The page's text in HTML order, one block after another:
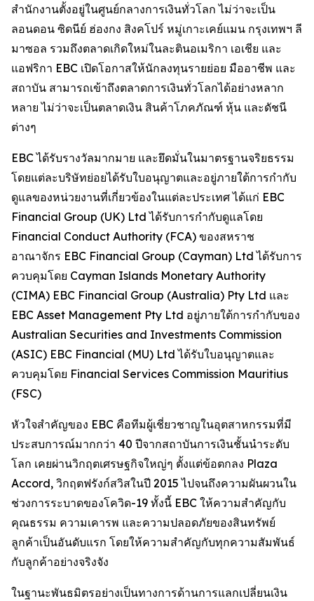
สำนักงานตั้งอยู่ในศูนย์กลางการเงินทั่วโลก ไม่ว่าจะเป็น
ลอนดอน ซิดนีย์ ฮ่องกง สิงคโปร์ หมู่เกาะเคย์แมน กรุงเทพฯ ลี
มาซอล รวมถึงตลาดเกิดใหม่ในละตินอเมริกา เอเชีย และ
แอฟริกา EBC เปิดโอกาสให้นักลงทุนรายย่อย มืออาชีพ และ
สถาบัน สามารถเข้าถึงตลาดการเงินทั่วโลกได้อย่างหลาก
หลาย ไม่ว่าจะเป็นตลาดเงิน สินค้าโภคภัณฑ์ หุ้น และดัชนี
ต่างๆ
EBC ได้รับรางวัลมากมาย และยึดมั่นในมาตรฐานจริยธรรม
โดยแต่ละบริษัทย่อยได้รับใบอนุญาตและอยู่ภายใต้การกำกับ
ดูแลของหน่วยงานที่เกี่ยวข้องในแต่ละประเทศ ได้แก่ EBC
Financial Group (UK) Ltd ได้รับการกำกับดูแลโดย
Financial Conduct Authority (FCA) ของสหราช
อาณาจักร EBC Financial Group (Cayman) Ltd ได้รับการ
ควบคุมโดย Cayman Islands Monetary Authority
(CIMA) EBC Financial Group (Australia) Pty Ltd และ
EBC Asset Management Pty Ltd อยู่ภายใต้การกำกับของ
Australian Securities and Investments Commission
(ASIC) EBC Financial (MU) Ltd ได้รับใบอนุญาตและ
ควบคุมโดย Financial Services Commission Mauritius
(FSC)
หัวใจสำคัญของ EBC คือทีมผู้เชี่ยวชาญในอุตสาหกรรมที่มี
ประสบการณ์มากกว่า 40 ปีจากสถาบันการเงินชั้นนำระดับ
โลก เคยผ่านวิกฤตเศรษฐกิจใหญ่ๆ ตั้งแต่ข้อตกลง Plaza
Accord, วิกฤตฟรังก์สวิสในปี 2015 ไปจนถึงความผันผวนใน
ช่วงการระบาดของโควิด-19 ทั้งนี้ EBC ให้ความสำคัญกับ
คุณธรรม ความเคารพ และความปลอดภัยของสินทรัพย์
ลูกค้าเป็นอันดับแรก โดยให้ความสำคัญกับทุกความสัมพันธ์
กับลูกค้าอย่างจริงจัง
ในฐานะพันธมิตรอย่างเป็นทางการด้านการแลกเปลี่ยนเงิน